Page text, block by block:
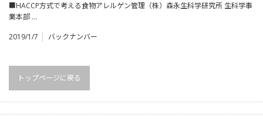
■HACCP方式で考える食物アレルゲン管理（株）森永生科学研究所 生科学事
業本部 …
2019/1/7
バックナンバー
トップページに戻る